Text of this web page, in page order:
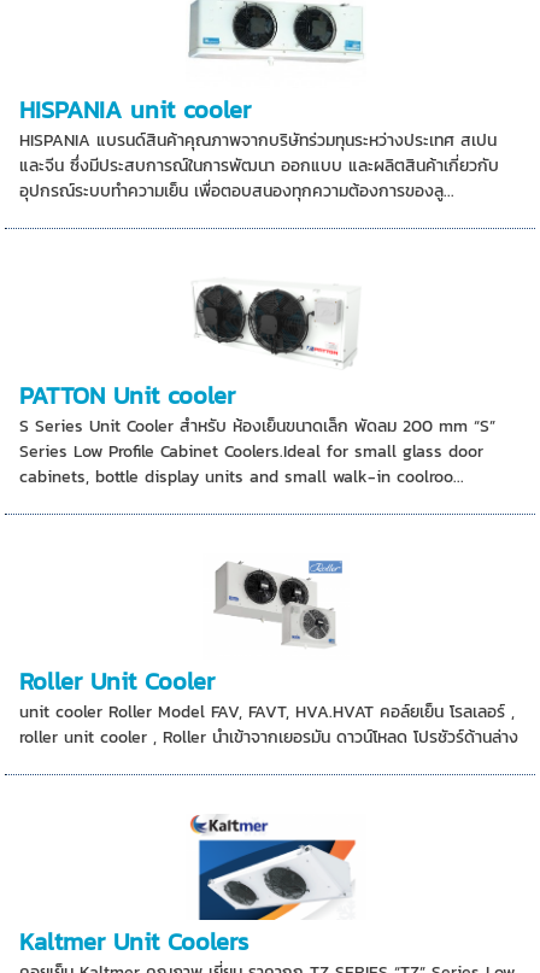
HISPANIA unit cooler
HISPANIA แบรนด์สินค้าคุณภาพจากบริษัทร่วมทุนระหว่างประเทศ สเปน
และจีน ซึ่งมีประสบการณ์ในการพัฒนา ออกแบบ และผลิตสินค้าเกี่ยวกับ
อุปกรณ์ระบบทำความเย็น เพื่อตอบสนองทุกความต้องการของลู...
PATTON Unit cooler
S Series Unit Cooler สำหรับ ห้องเย็นขนาดเล็ก พัดลม 200 mm “S”
Series Low Profile Cabinet Coolers.Ideal for small glass door
cabinets, bottle display units and small walk-in coolroo...
Roller Unit Cooler
unit cooler Roller Model FAV, FAVT, HVA.HVAT คอล์ยเย็น โรลเลอร์ ,
roller unit cooler , Roller นำเข้าจากเยอรมัน ดาวน์โหลด โปรชัวร์ด้านล่าง
Kaltmer Unit Coolers